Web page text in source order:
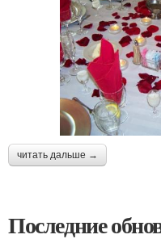
читать дальше →
Последние